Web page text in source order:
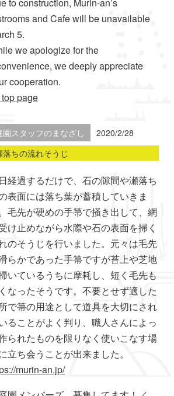
and Cafe will be unavailable
5.
we apologize for the
we deeply appreciate
cooperation.
page
園スタッフのまなざし
2020/2/28
落ちの流れそうじ
経過するだけで、石の隙間や瀬落ち
表面には落ち葉が蓄積していきま
毛先が硬めの手箒で掻き出して、網
け止めながら水際や石の表面を掃く
のそうじを行いました。元々は毛先
らかであった手箒ですが苔上や芝地
いているうちに摩耗し、短く毛先も
なったそうです。不要とせず適した
で箒の用途として道具を大切にされ
ることがよく判り、職人さんによっ
られたものを限りなく使いこなす場
立ち会うことが出来ました。
murin-an.jp/